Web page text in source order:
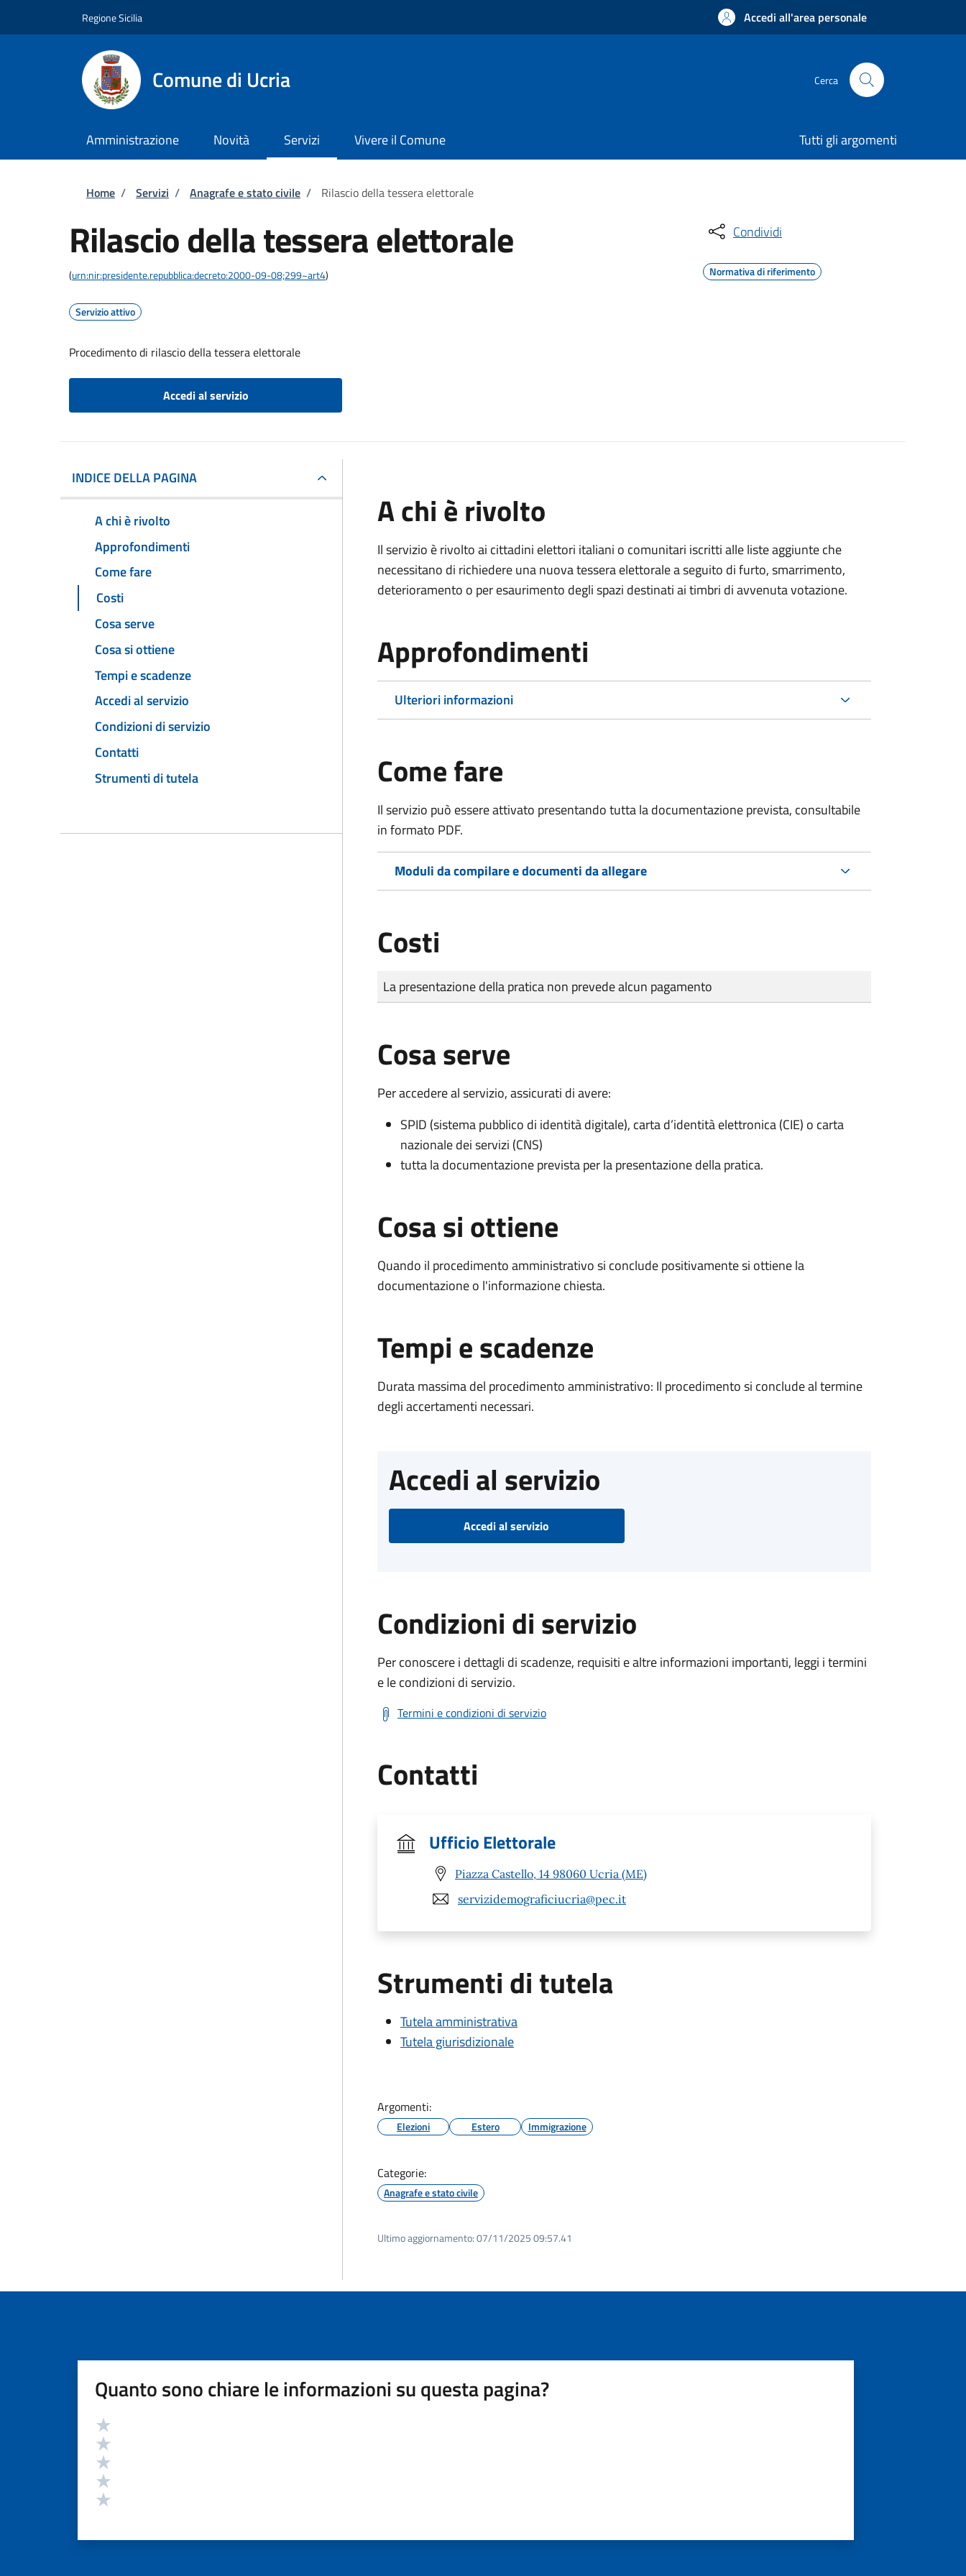
Regione Sicilia Accedi all'area personale
Comune di Ucria Cerca
Amministrazione Novità Servizi Vivere il Comune Tutti gli argomenti
Briciole di pane
Home / Servizi / Anagrafe e stato civile / Rilascio della tessera elettorale
Rilascio della tessera elettorale
(urn:nir:presidente.repubblica:decreto:2000-09-08;299~art4)
Servizio attivo
Procedimento di rilascio della tessera elettorale
Accedi al servizio
Condividi
Normativa di riferimento
INDICE DELLA PAGINA
A chi è rivolto
Approfondimenti
Come fare
Costi
Cosa serve
Cosa si ottiene
Tempi e scadenze
Accedi al servizio
Condizioni di servizio
Contatti
Strumenti di tutela
A chi è rivolto
Il servizio è rivolto ai cittadini elettori italiani o comunitari iscritti alle liste aggiunte che
necessitano di richiedere una nuova tessera elettorale a seguito di furto, smarrimento,
deterioramento o per esaurimento degli spazi destinati ai timbri di avvenuta votazione.
Approfondimenti
Ulteriori informazioni
Come fare
Il servizio può essere attivato presentando tutta la documentazione prevista, consultabile
in formato PDF.
Moduli da compilare e documenti da allegare
Costi
Tipo di pagamento
Importo
La presentazione della pratica non prevede alcun pagamento
Cosa serve
Per accedere al servizio, assicurati di avere:
SPID (sistema pubblico di identità digitale), carta d’identità elettronica (CIE) o carta
nazionale dei servizi (CNS)
tutta la documentazione prevista per la presentazione della pratica.
Cosa si ottiene
Quando il procedimento amministrativo si conclude positivamente si ottiene la
documentazione o l'informazione chiesta.
Tempi e scadenze
Durata massima del procedimento amministrativo: Il procedimento si conclude al termine
degli accertamenti necessari.
Accedi al servizio
Accedi al servizio
Condizioni di servizio
Per conoscere i dettagli di scadenze, requisiti e altre informazioni importanti, leggi i termini
e le condizioni di servizio.
Termini e condizioni di servizio
Contatti
Ufficio Elettorale
Piazza Castello, 14 98060 Ucria (ME)
servizidemograficiucria@pec.it
Strumenti di tutela
Tutela amministrativa
Tutela giurisdizionale
Argomenti:
Elezioni Estero Immigrazione
Categorie:
Anagrafe e stato civile
Ultimo aggiornamento:07/11/2025 09:57.41
Quanto sono chiare le informazioni su questa pagina?
Valutazione